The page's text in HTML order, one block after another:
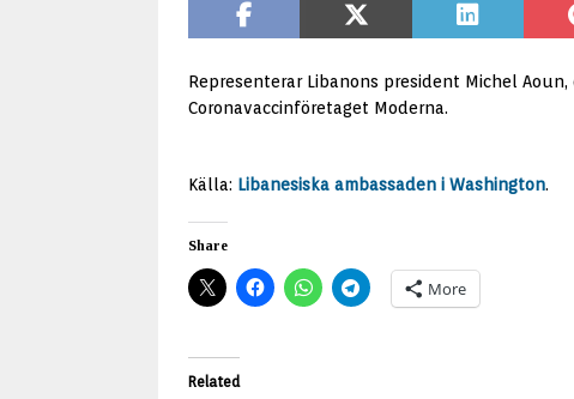
Representerar Libanons president Michel
Coronavaccinföretaget Moderna.
Källa: Libanesiska ambassaden i Washington.
Share
More
Related